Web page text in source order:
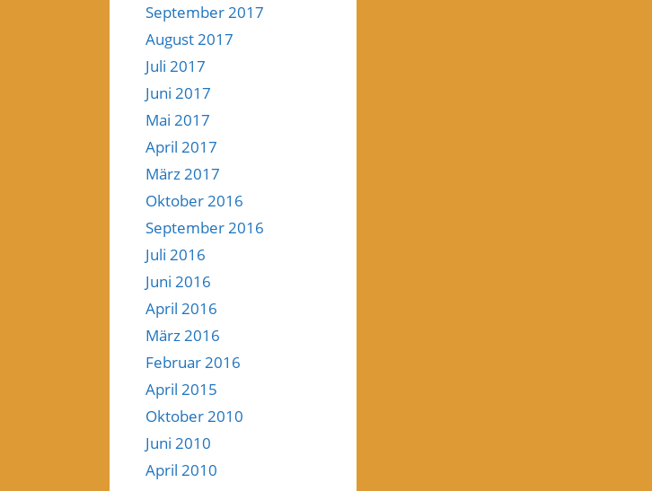
September 2017
August 2017
Juli 2017
Juni 2017
Mai 2017
April 2017
März 2017
Oktober 2016
September 2016
Juli 2016
Juni 2016
April 2016
März 2016
Februar 2016
April 2015
Oktober 2010
Juni 2010
April 2010